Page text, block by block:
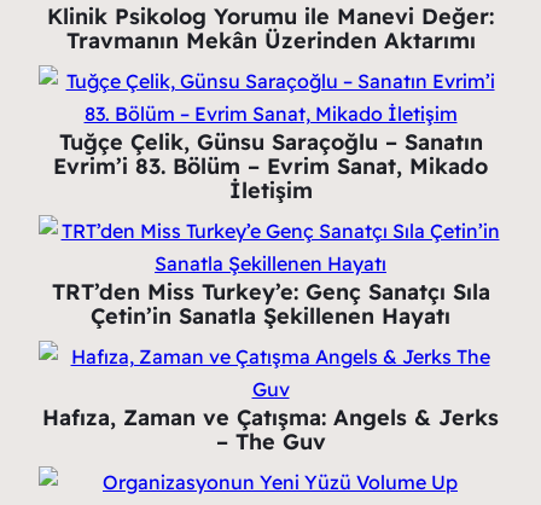
Klinik Psikolog Yorumu ile Manevi Değer:
Travmanın Mekân Üzerinden Aktarımı
Tuğçe Çelik, Günsu Saraçoğlu – Sanatın
Evrim’i 83. Bölüm – Evrim Sanat, Mikado
İletişim
TRT’den Miss Turkey’e: Genç Sanatçı Sıla
Çetin’in Sanatla Şekillenen Hayatı
Hafıza, Zaman ve Çatışma: Angels & Jerks
– The Guv